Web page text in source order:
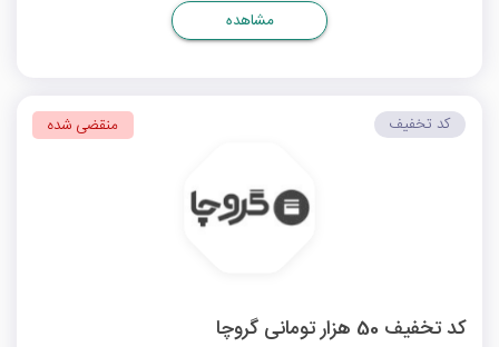
مشاهده
کد تخفیف 50 هزار تومانی گروچا
کد تخفیف منقضی شده